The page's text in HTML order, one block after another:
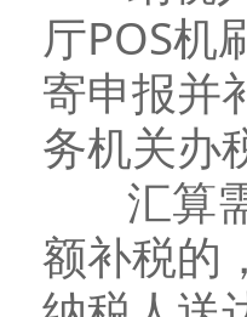
厅POS机
寄申报并
务机关办
汇算需
额补税的